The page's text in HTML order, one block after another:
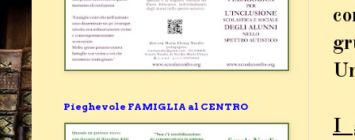
I
Pieghevole FAMIGLIA al CENTRO